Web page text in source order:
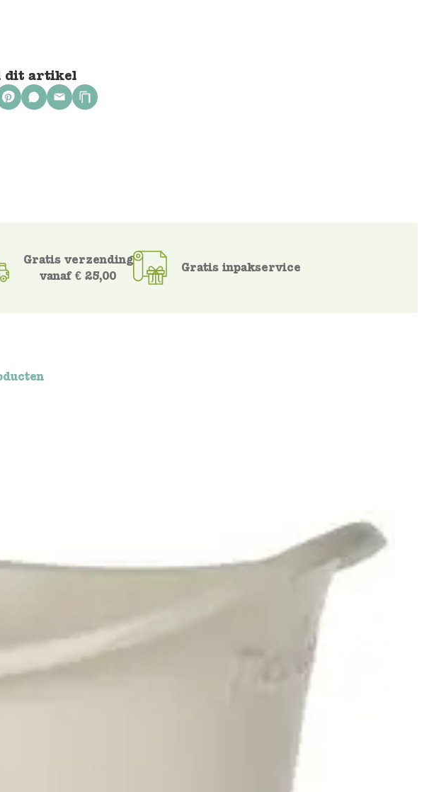
dit artikel
Gratis verzending
vanaf € 25,00
Gratis inpakservice